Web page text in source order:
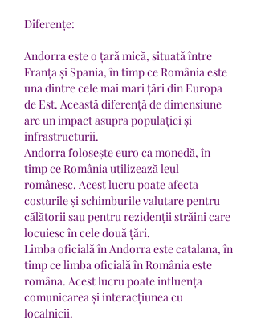
Diferențe:
Andorra este o țară mică, situată între
Franța și Spania, în timp ce România este
una dintre cele mai mari țări din Europa
de Est. Această diferență de dimensiune
are un impact asupra populației și
infrastructurii.
Andorra folosește euro ca monedă, în
timp ce România utilizează leul
românesc. Acest lucru poate afecta
costurile și schimburile valutare pentru
călătorii sau pentru rezidenții străini care
locuiesc în cele două țări.
Limba oficială în Andorra este catalana, în
timp ce limba oficială în România este
româna. Acest lucru poate influența
comunicarea și interacțiunea cu
localnicii.